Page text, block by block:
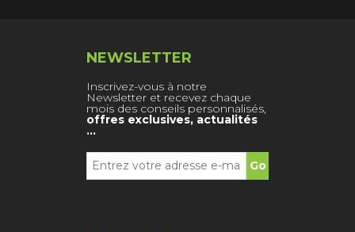
NEWSLETTER
Inscrivez-vous à notre
Newsletter et recevez chaque
mois des conseils personnalisés,
offres exclusives, actualités
…